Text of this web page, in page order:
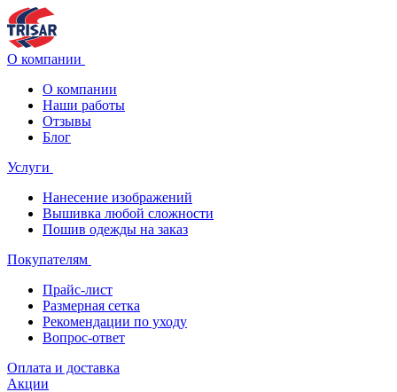
О компании
О компании
Наши работы
Отзывы
Блог
Услуги
Нанесение изображений
Вышивка любой сложности
Пошив одежды на заказ
Покупателям
Прайс-лист
Размерная сетка
Рекомендации по уходу
Вопрос-ответ
Оплата и доставка
Акции